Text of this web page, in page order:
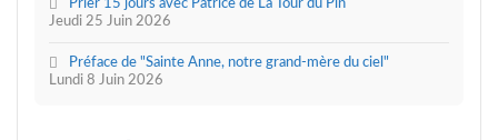
Jeudi 25 Juin 2026
Prier 15 jours avec Patrice de La Tour du Pin
Lundi 8 Juin 2026
Préface de "Sainte Anne, notre grand-mère du ciel"